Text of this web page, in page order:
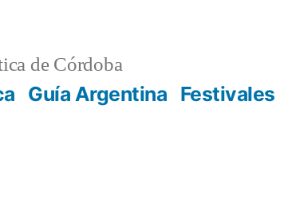
de Córdoba
Guía Argentina Festivales